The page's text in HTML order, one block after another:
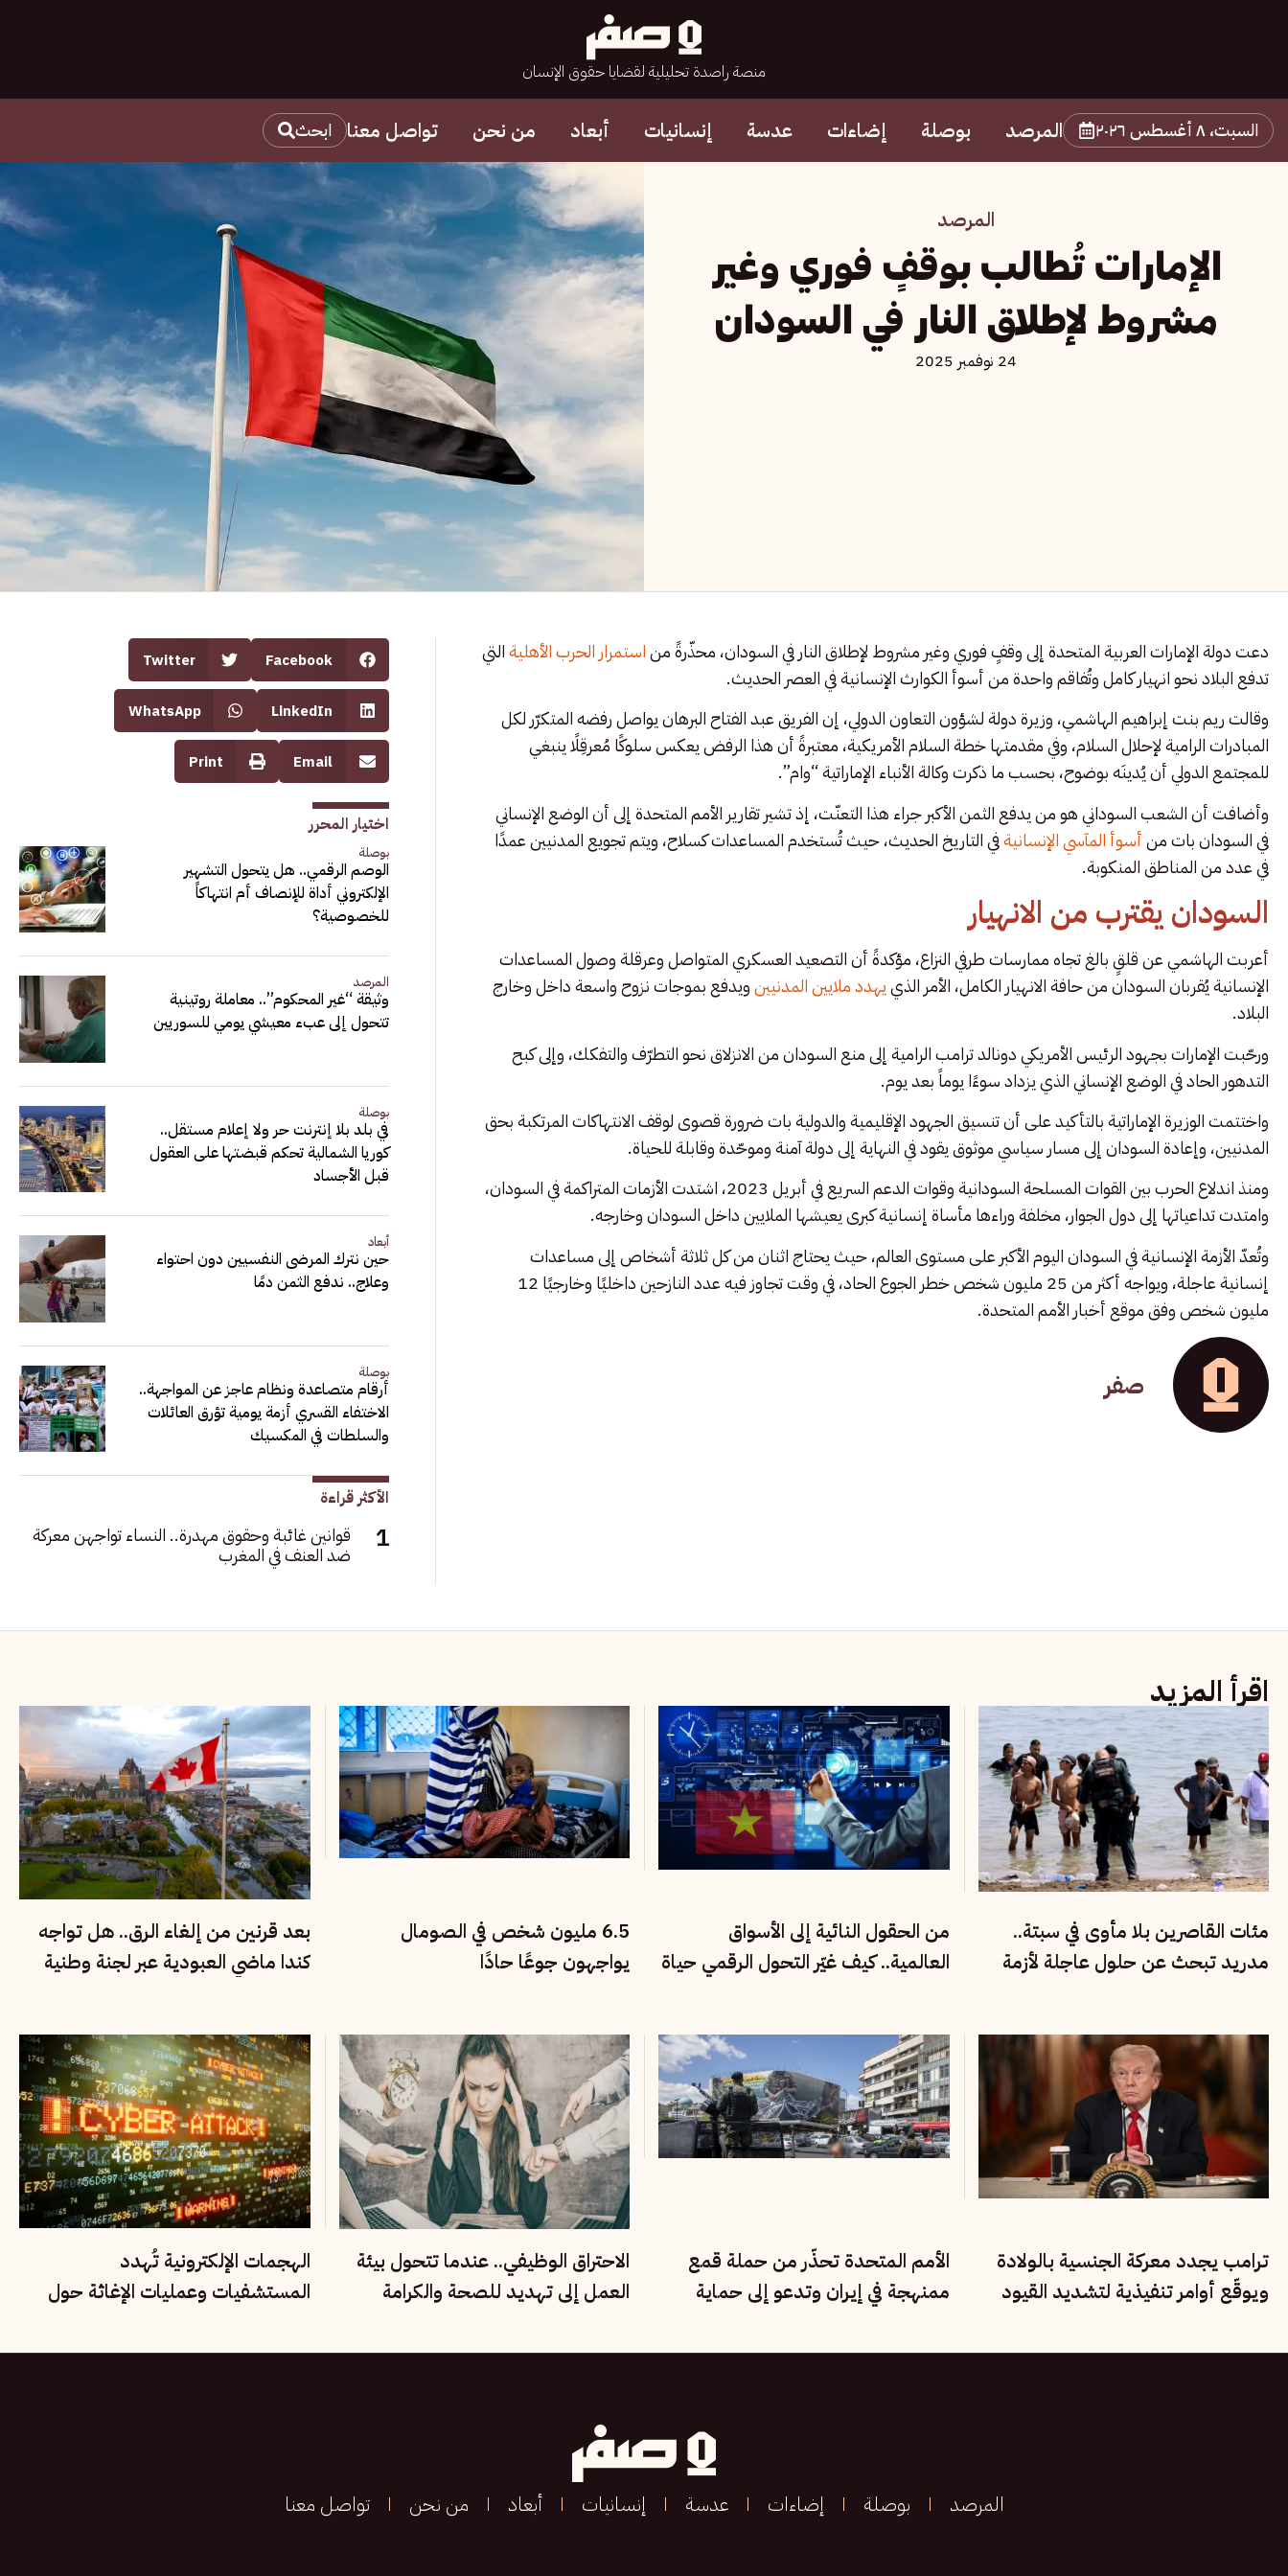
منصة راصدة تحليلية لقضايا حقوق الإنسان
السبت، ٨ أغسطس ٢٠٢٦ المرصد بوصلة إضاءات عدسة إنسانيات أبعاد من نحن تواصل معنا ابحث
المرصد
الإمارات تُطالب بوقفٍ فوري وغير
مشروط لإطلاق النار في السودان
24 نوفمبر 2025
دعت دولة الإمارات العربية المتحدة إلى وقفٍ فوري وغير مشروط لإطلاق النار في السودان، محذّرةً مناستمرار الحرب الأهليةالتي
تدفع البلاد نحو انهيار كامل وتُفاقم واحدة من أسوأ الكوارث الإنسانية في العصر الحديث.
وقالت ريم بنت إبراهيم الهاشمي، وزيرة دولة لشؤون التعاون الدولي، إن الفريق عبد الفتاح البرهان يواصل رفضه المتكرّر لكل
المبادرات الرامية لإحلال السلام، وفي مقدمتها خطة السلام الأمريكية، معتبرةً أن هذا الرفض يعكس سلوكًا مُعرقِلًا ينبغي
للمجتمع الدولي أن يُدينَه بوضوح، بحسب ما ذكرت وكالة الأنباء الإماراتية “وام”.
وأضافت أن الشعب السوداني هو من يدفع الثمن الأكبر جراء هذا التعنّت، إذ تشير تقارير الأمم المتحدة إلى أن الوضع الإنساني
في السودان بات منأسوأ المآسي الإنسانيةفي التاريخ الحديث، حيث تُستخدم المساعدات كسلاح، ويتم تجويع المدنيين عمدًا
في عدد من المناطق المنكوبة.
السودان يقترب من الانهيار
أعربت الهاشمي عن قلقٍ بالغ تجاه ممارسات طرفي النزاع، مؤكدةً أن التصعيد العسكري المتواصل وعرقلة وصول المساعدات
الإنسانية يُقربان السودان من حافة الانهيار الكامل، الأمر الذييهدد ملايين المدنيينويدفع بموجات نزوح واسعة داخل وخارج
البلاد.
ورحّبت الإمارات بجهود الرئيس الأمريكي دونالد ترامب الرامية إلى منع السودان من الانزلاق نحو التطرّف والتفكك، وإلى كبح
التدهور الحاد في الوضع الإنساني الذي يزداد سوءًا يوماً بعد يوم.
واختتمت الوزيرة الإماراتية بالتأكيد على أن تنسيق الجهود الإقليمية والدولية بات ضرورة قصوى لوقف الانتهاكات المرتكبة بحق
المدنيين، وإعادة السودان إلى مسار سياسي موثوق يقود في النهاية إلى دولة آمنة وموحّدة وقابلة للحياة.
ومنذ اندلاع الحرب بين القوات المسلحة السودانية وقوات الدعم السريع في أبريل 2023، اشتدت الأزمات المتراكمة في السودان،
وامتدت تداعياتها إلى دول الجوار، مخلفة وراءها مأساة إنسانية كبرى يعيشها الملايين داخل السودان وخارجه.
وتُعدّ الأزمة الإنسانية في السودان اليوم الأكبر على مستوى العالم، حيث يحتاج اثنان من كل ثلاثة أشخاص إلى مساعدات
إنسانية عاجلة، ويواجه أكثر من 25 مليون شخص خطر الجوع الحاد، في وقت تجاوز فيه عدد النازحين داخليًا وخارجيًا 12
مليون شخص وفق موقع أخبار الأمم المتحدة.
صفر
Facebook
Twitter
LinkedIn
WhatsApp
Email
Print
اختيار المحرر
بوصلة
الوصم الرقمي.. هل يتحول التشهير
الإلكتروني أداة للإنصاف أم انتهاكاً
للخصوصية؟
المرصد
وثيقة “غير المحكوم”.. معاملة روتينية
تتحول إلى عبء معيشي يومي للسوريين
بوصلة
في بلد بلا إنترنت حر ولا إعلام مستقل..
كوريا الشمالية تحكم قبضتها على العقول
قبل الأجساد
أبعاد
حين نترك المرضى النفسيين دون احتواء
وعلاج.. ندفع الثمن دمًا
بوصلة
أرقام متصاعدة ونظام عاجز عن المواجهة..
الاختفاء القسري أزمة يومية تؤرق العائلات
والسلطات في المكسيك
الأكثر قراءة
قوانين غائبة وحقوق مهدرة.. النساء تواجهن معركة
ضد العنف في المغرب
اقرأ المزيد
مئات القاصرين بلا مأوى في سبتة..
مدريد تبحث عن حلول عاجلة لأزمة
من الحقول النائية إلى الأسواق
العالمية.. كيف غيّر التحول الرقمي حياة
6.5 مليون شخص في الصومال
يواجهون جوعًا حادًا
بعد قرنين من إلغاء الرق.. هل تواجه
كندا ماضي العبودية عبر لجنة وطنية
ترامب يجدد معركة الجنسية بالولادة
ويوقّع أوامر تنفيذية لتشديد القيود
الأمم المتحدة تحذّر من حملة قمع
ممنهجة في إيران وتدعو إلى حماية
الاحتراق الوظيفي.. عندما تتحول بيئة
العمل إلى تهديد للصحة والكرامة
الهجمات الإلكترونية تُهدد
المستشفيات وعمليات الإغاثة حول
المرصد بوصلة إضاءات عدسة إنسانيات أبعاد من نحن تواصل معنا